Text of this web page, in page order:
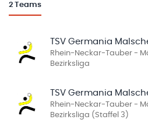
2 Teams
TSV Germania
Rhein-Neckar-Tauber -
Bezirksliga
TSV Germania
Rhein-Neckar-Tauber -
Bezirksliga (Staffel 3)